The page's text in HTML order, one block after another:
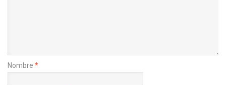
Nombre *